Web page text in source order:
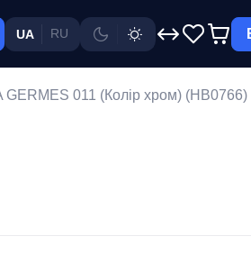
UA RU
GERMES 011 (Колір хром) (HB0766)